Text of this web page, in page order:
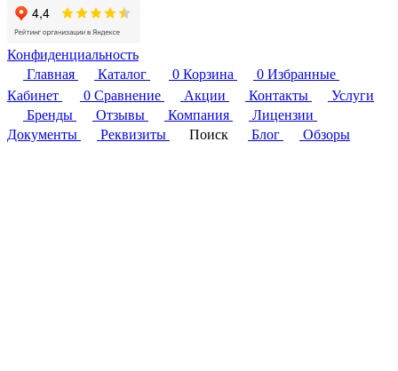
Конфиденциальность
Главная
Каталог 0 Корзина 0 Избранные
Кабинет
0 Сравнение Акции Контакты
Услуги
Бренды
Отзывы Компания
Лицензии
Документы
Реквизиты Поиск Блог Обзоры